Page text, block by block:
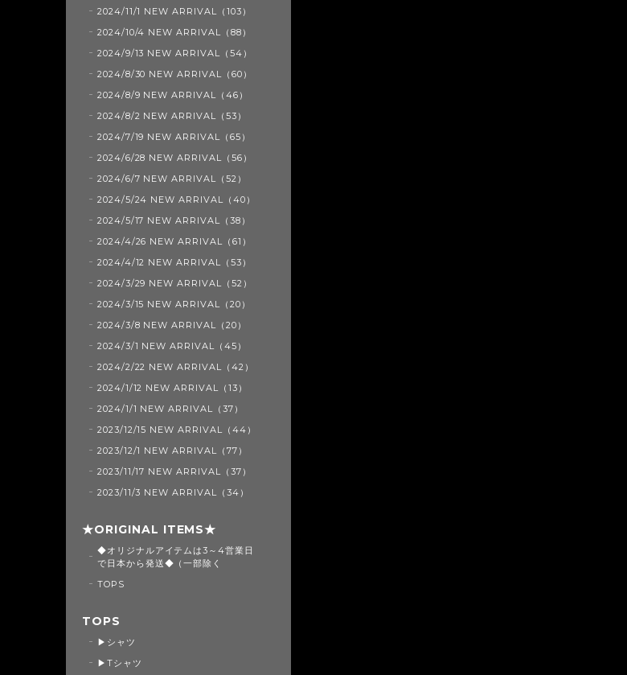
2024/11/1 NEW ARRIVAL（103）
2024/10/4 NEW ARRIVAL（88）
2024/9/13 NEW ARRIVAL（54）
2024/8/30 NEW ARRIVAL（60）
2024/8/9 NEW ARRIVAL（46）
2024/8/2 NEW ARRIVAL（53）
2024/7/19 NEW ARRIVAL（65）
2024/6/28 NEW ARRIVAL（56）
2024/6/7 NEW ARRIVAL（52）
2024/5/24 NEW ARRIVAL（40）
2024/5/17 NEW ARRIVAL（38）
2024/4/26 NEW ARRIVAL（61）
2024/4/12 NEW ARRIVAL（53）
2024/3/29 NEW ARRIVAL（52）
2024/3/15 NEW ARRIVAL（20）
2024/3/8 NEW ARRIVAL（20）
2024/3/1 NEW ARRIVAL（45）
2024/2/22 NEW ARRIVAL（42）
2024/1/12 NEW ARRIVAL（13）
2024/1/1 NEW ARRIVAL（37）
2023/12/15 NEW ARRIVAL（44）
2023/12/1 NEW ARRIVAL（77）
2023/11/17 NEW ARRIVAL（37）
2023/11/3 NEW ARRIVAL（34）
★ORIGINAL ITEMS★
◆オリジナルアイテムは3～4営業日
で日本から発送◆（一部除く
TOPS
TOPS
▶シャツ
▶Tシャツ